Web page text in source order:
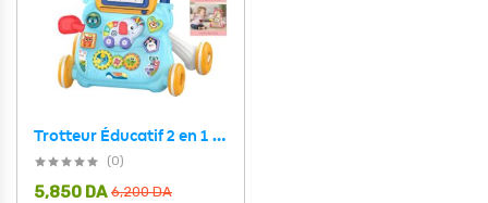
Trotteur Éducatif 2 en 1 avec Tableau de Dessin et Panneau Musical pour Bébé – مشاية تعليمية 2 في 1 مع لوحة رسم ولوحة موسيقية للأطفال
(0)
6,200DA
5,850 DA